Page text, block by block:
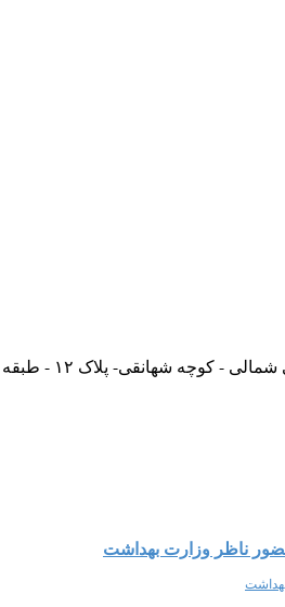
- انجمن علمی هیپنوتیزم بالینی ایران
ناظر وزارت بهداشت